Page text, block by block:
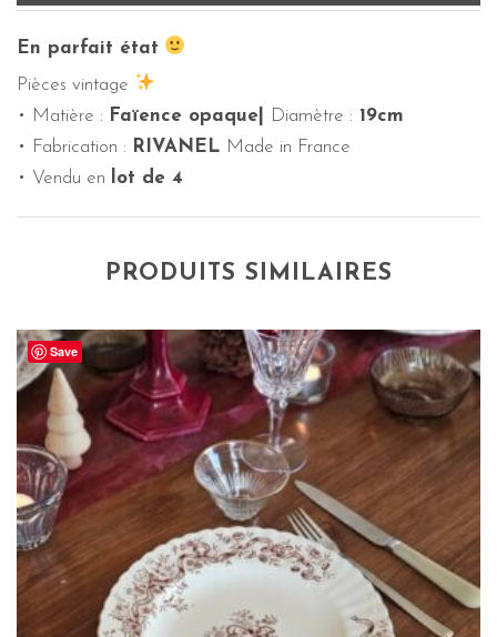
En parfait état
Pièces vintage
• Matière : Faïence opaque| Diamètre : 19cm
• Fabrication : RIVANEL Made in France
• Vendu en
lot de 4
PRODUITS SIMILAIRES
Save